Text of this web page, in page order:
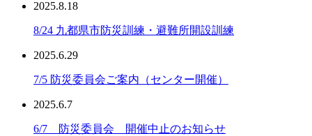
2025.8.18
8/24 九都県市防災訓練・避難所開設訓練
2025.6.29
7/5 防災委員会ご案内（センター開催）
2025.6.7
6/7 防災委員会 開催中止のお知らせ